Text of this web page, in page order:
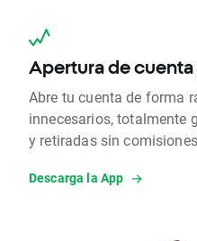
Apertura de
Abre tu cuenta de forma
innecesarios, totalmente
y retiradas sin
Descarga la App